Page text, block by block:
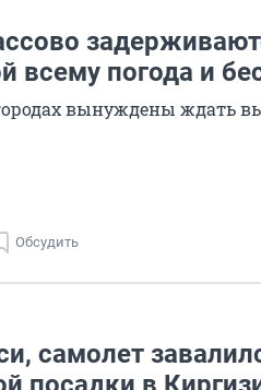
всему погода и
вынуждены ждать
Обсудить
самолет